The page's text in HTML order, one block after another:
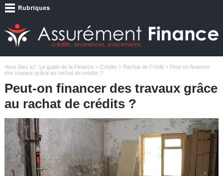
Vous êtes ici : Le guide de la Finance> Crédits > Rachat de Crédit> Peut-on financer
des travaux grâce au rachat de crédits ?
Peut-on financer des travaux grâce
au rachat de crédits ?